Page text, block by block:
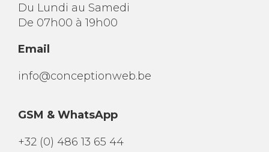
Du Lundi au Samedi
De 07h00 à 19h00
Email
info@conceptionweb.be
GSM & WhatsApp
+32 (0) 486 13 65 44